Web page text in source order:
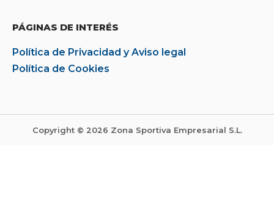
PÁGINAS DE INTERÉS
Política de Privacidad y Aviso legal
Política de Cookies
Copyright © 2026 Zona Sportiva Empresarial S.L.